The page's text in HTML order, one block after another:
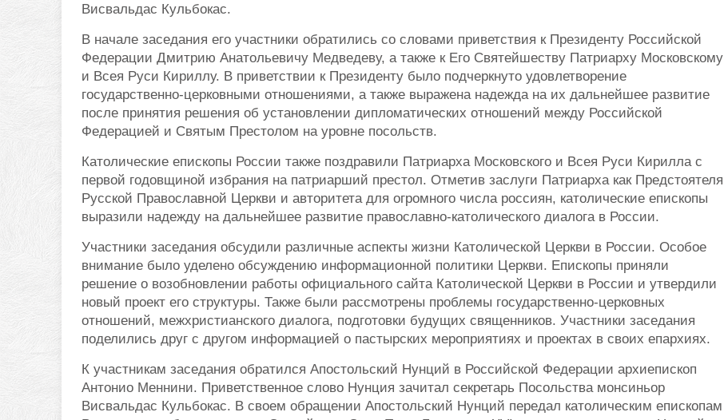
Висвальдас Кульбокас.
В начале заседания его участники обратились со словами приветствия к Президенту Российской
Федерации Дмитрию Анатольевичу Медведеву, а также к Его Святейшеству Патриарху Московскому
и Всея Руси Кириллу. В приветствии к Президенту было подчеркнуто удовлетворение
государственно-церковными отношениями, а также выражена надежда на их дальнейшее развитие
после принятия решения об установлении дипломатических отношений между Российской
Федерацией и Святым Престолом на уровне посольств.
Католические епископы России также поздравили Патриарха Московского и Всея Руси Кирилла с
первой годовщиной избрания на патриарший престол. Отметив заслуги Патриарха как Предстоятеля
Русской Православной Церкви и авторитета для огромного числа россиян, католические епископы
выразили надежду на дальнейшее развитие православно-католического диалога в России.
Участники заседания обсудили различные аспекты жизни Католической Церкви в России. Особое
внимание было уделено обсуждению информационной политики Церкви. Епископы приняли
решение о возобновлении работы официального сайта Католической Церкви в России и утвердили
новый проект его структуры. Также были рассмотрены проблемы государственно-церковных
отношений, межхристианского диалога, подготовки будущих священников. Участники заседания
поделились друг с другом информацией о пастырских мероприятиях и проектах в своих епархиях.
К участникам заседания обратился Апостольский Нунций в Российской Федерации архиепископ
Антонио Меннини. Приветственное слово Нунция зачитал секретарь Посольства монсиньор
Висвальдас Кульбокас. В своем обращении Апостольский Нунций передал католическим епископам